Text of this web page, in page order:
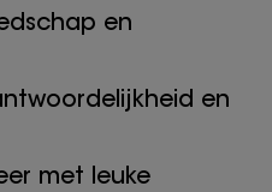
en
en
met leuke